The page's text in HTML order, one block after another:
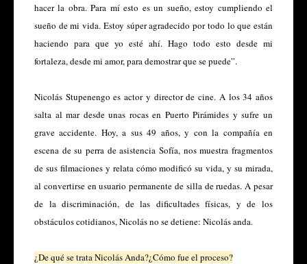
hacer la obra. Para mí esto es un sueño, estoy cumpliendo el
sueño de mi vida. Estoy súper agradecido por todo lo que están
haciendo para que yo esté ahí. Hago todo esto desde mi
fortaleza, desde mi amor, para demostrar que se puede”.
Nicolás Stupenengo es actor y director de cine. A los 34 años
salta al mar desde unas rocas en Puerto Pirámides y sufre un
grave accidente. Hoy, a sus 49 años, y con la compañía en
escena de su perra de asistencia Sofía, nos muestra fragmentos
de sus filmaciones y relata cómo modificó su vida, y su mirada,
al convertirse en usuario permanente de silla de ruedas. A pesar
de la discriminación, de las dificultades físicas, y de los
obstáculos cotidianos, Nicolás no se detiene: Nicolás anda.
¿De qué se trata Nicolás Anda?¿Cómo fue el proceso?